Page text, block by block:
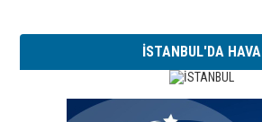
İSTANBUL'DA HAVA